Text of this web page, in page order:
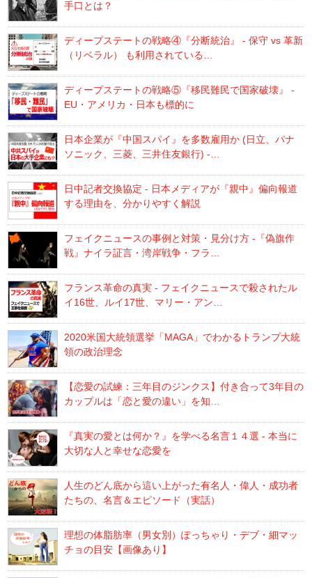
手口とは？
ディープステートの戦略④『分断統治』 - 保守 vs 革新
（リベラル） も利用されている…
ディープステートの戦略⑤『移民難民で国家破壊』 -
EU・アメリカ・日本も標的に
日本企業が『中国スパイ』を多数雇用か (日立、パナ
ソニック、三菱、三井住友銀行) -…
日中記者交換協定 - 日本メディアが『親中』偏向報道
する理由を、分かりやすく解説
フェイクニュースの事例と対策・見分け方 -『偽旗作
戦』ナイラ証言・湾岸戦争・フラ…
フランス革命の真実 - フェイクニュースで殺されたル
イ16世、ルイ17世、マリー・アン…
2020米国大統領選挙「MAGA」でわかるトランプ大統
領の政治理念
【恋愛の試練：三年目のジンクス】付き合って3年目の
カップルは「恋と愛の違い」を知…
『真実の愛とは何か？』を学べる名言１４選 - 本当に
大切な人と幸せな恋愛を
人生のどん底から這い上がった有名人・偉人・成功者
たちの、名言＆エピソード（実話）
理想の体脂肪率（男女別）ぽっちゃり・デブ・細マッ
チョの目安【画像あり】